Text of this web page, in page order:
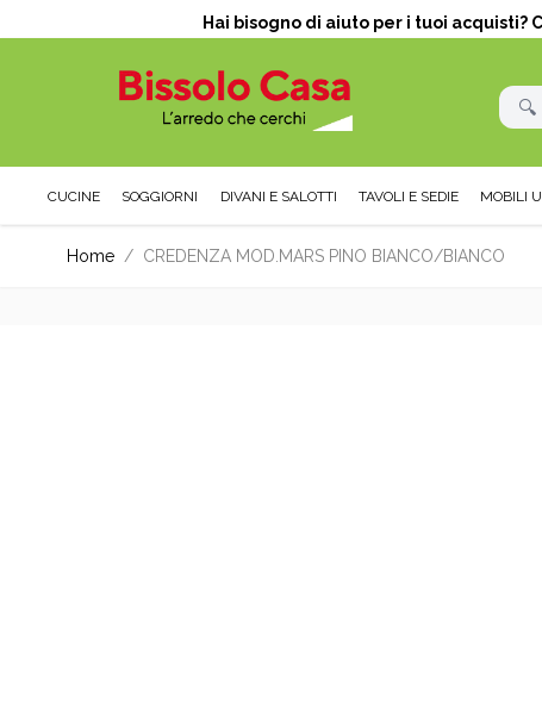
Hai bisogno di aiuto per i tuoi acquisti?
CUCINE SOGGIORNI DIVANI E SALOTTI TAVOLI E SEDIE MOBILI
Home / CREDENZA MOD.MARS PINO BIANCO/BIANCO